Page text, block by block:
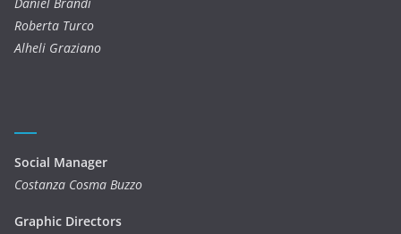
Roberta Turco
Alheli Graziano
Social Manager
Costanza Cosma Buzzo
Graphic Directors